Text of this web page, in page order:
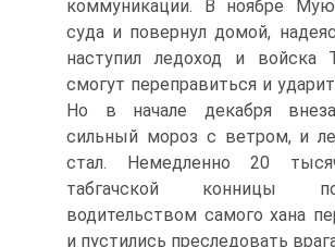
коммуникации. В ноябре
суда и повернул домой,
наступил ледоход и войска
смогут переправиться и
Но в начале декабря
сильный мороз с ветром, и
стал. Немедленно 20
табгачской конницы
водительством самого хана
и пустились пре­следовать